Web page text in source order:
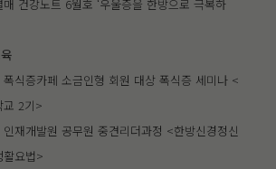
매 건강노트 6월호 ‘우울증을 한방으로 극복하
폭식증카페 소금인형 회원 대상 폭식증 세미나 <
교 2기>
인재개발원 공무원 중견리더과정 <한방신경정신
활요법>